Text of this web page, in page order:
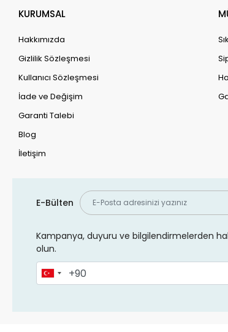
KURUMSAL
Hakkımızda
Gizlilik Sözleşmesi
Kullanıcı Sözleşmesi
İade ve Değişim
Garanti Talebi
Blog
İletişim
E-Bülten
Kampanya, duyuru ve bilgilendirmelerden
olun.